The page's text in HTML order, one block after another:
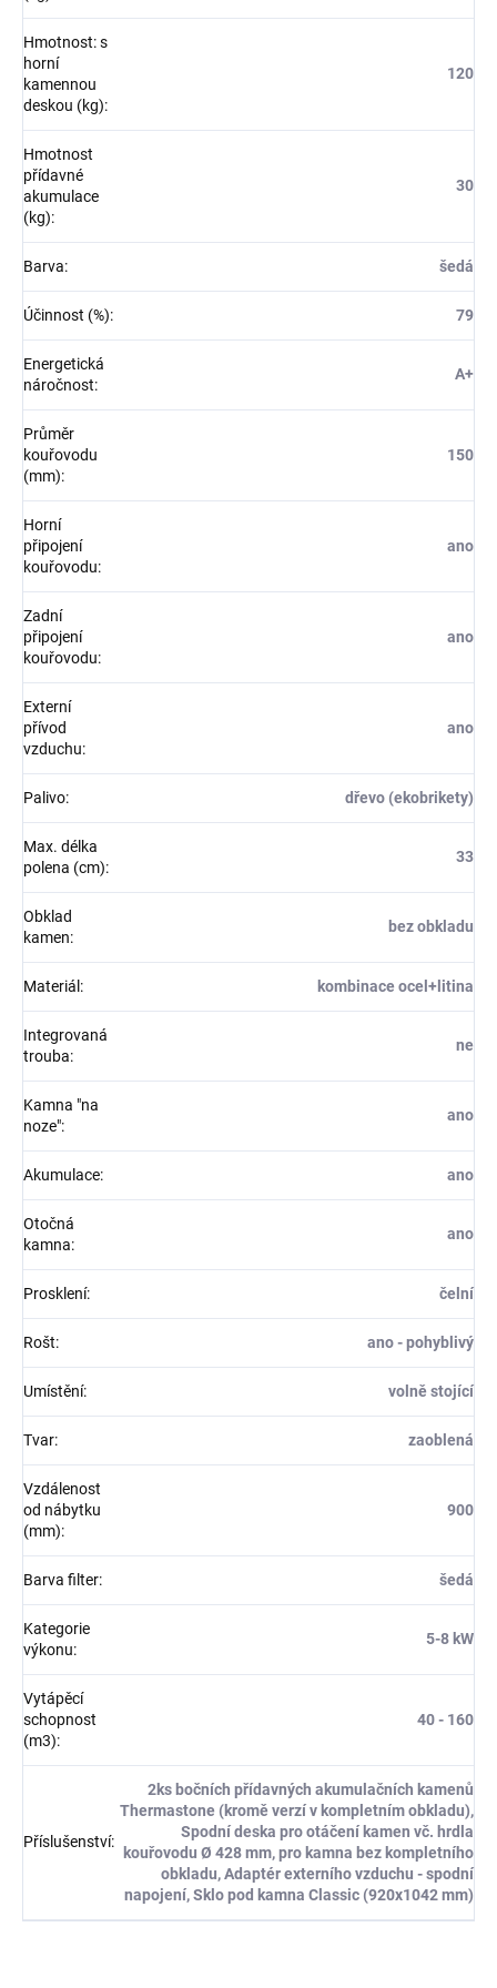
Hmotnost: s
horní
kamennou
deskou (kg):
120
Hmotnost
přídavné
akumulace
(kg):
30
Barva: šedá
Účinnost (%): 79
Energetická
náročnost:
A+
Průměr
kouřovodu
(mm):
150
Horní
připojení
kouřovodu:
ano
Zadní
připojení
kouřovodu:
ano
Externí
přívod
vzduchu:
ano
Palivo: dřevo (ekobrikety)
Max. délka
polena (cm):
33
Obklad
kamen:
bez obkladu
Materiál : kombinace ocel+litina
Integrovaná
trouba:
ne
Kamna "na
noze":
ano
Akumulace: ano
Otočná
kamna:
ano
Prosklení: čelní
Rošt: ano - pohyblivý
Umístění: volně stojící
Tvar: zaoblená
Vzdálenost
od nábytku
(mm):
900
Barva filter: šedá
Kategorie
výkonu:
5-8 kW
Vytápěcí
schopnost
(m3):
40 - 160
Příslušenství:
2ks bočních přídavných akumulačních kamenů
Thermastone (kromě verzí v kompletním obkladu),
Spodní deska pro otáčení kamen vč. hrdla
kouřovodu Ø 428 mm, pro kamna bez kompletního
obkladu, Adaptér externího vzduchu - spodní
napojení, Sklo pod kamna Classic (920x1042 mm)